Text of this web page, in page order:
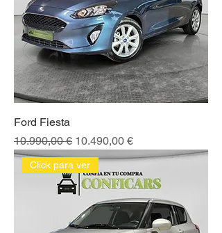
Ford Fiesta
Precio
10.990,00 € Precio de oferta
10.490,00 €
Click para ver